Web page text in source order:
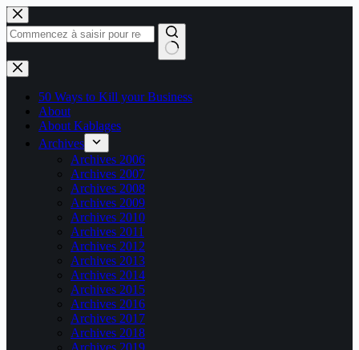
Passer
au
contenu
Aucun
résultat
50 Ways to Kill your Business
About
About Kablages
Archives
Archives 2006
Archives 2007
Archives 2008
Archives 2009
Archives 2010
Archives 2011
Archives 2012
Archives 2013
Archives 2014
Archives 2015
Archives 2016
Archives 2017
Archives 2018
Archives 2019